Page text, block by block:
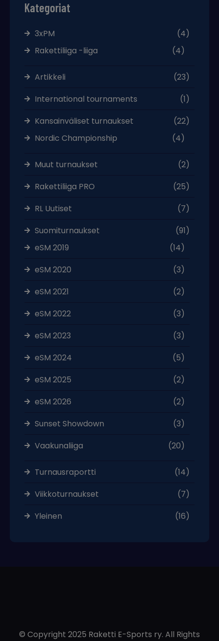
Kategoriat
3xPM
(4)
Rakettiliiga -liiga
(4)
Artikkeli
(23)
International tournaments
(1)
Kansainväliset turnaukset
(22)
Nordic Championship
(4)
Muut turnaukset
(2)
Rakettiliiga PRO
(25)
RL Uutiset
(7)
Suomiturnaukset
(91)
eSM 2019
(14)
eSM 2020
(3)
eSM 2021
(2)
eSM 2022
(3)
eSM 2023
(3)
eSM 2024
(5)
eSM 2025
(2)
eSM 2026
(2)
Sunset Showdown
(3)
Vaakunaliiga
(20)
Turnausraportti
(14)
Viikkoturnaukset
(7)
Yleinen
(16)
© Copyright 2025 Raketti E-Sports ry. All Rights